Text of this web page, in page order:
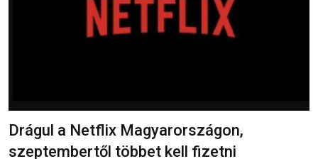
Drágul a Netflix Magyarországon,
szeptembertől többet kell fizetni